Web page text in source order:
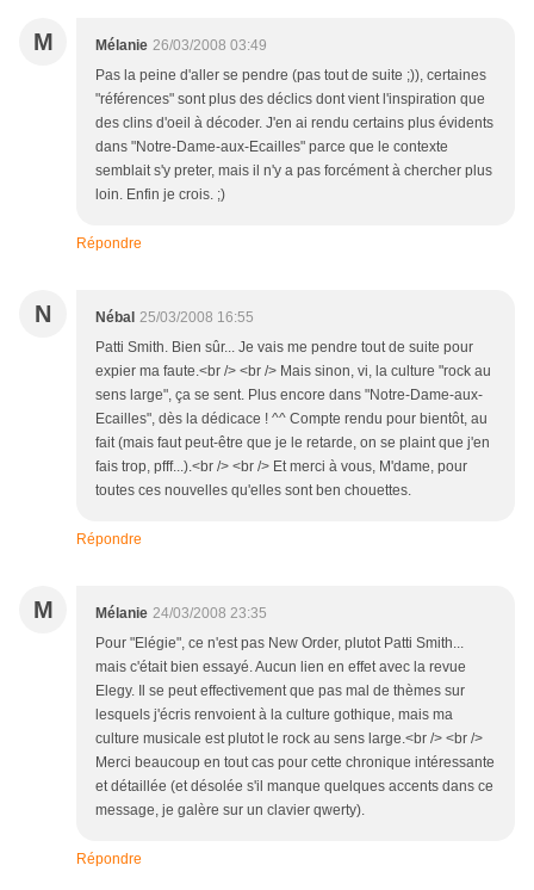
M Mélanie 26/03/2008 03:49
Pas la peine d'aller se pendre (pas tout de suite ;)), certaines
"références" sont plus des déclics dont vient l'inspiration que
des clins d'oeil à décoder. J'en ai rendu certains plus évidents
dans "Notre-Dame-aux-Ecailles" parce que le contexte
semblait s'y preter, mais il n'y a pas forcément à chercher plus
loin. Enfin je crois. ;)
Répondre
N Nébal 25/03/2008 16:55
Patti Smith. Bien sûr... Je vais me pendre tout de suite pour
expier ma faute.<br /> <br /> Mais sinon, vi, la culture "rock au
sens large", ça se sent. Plus encore dans "Notre-Dame-aux-
Ecailles", dès la dédicace ! ^^ Compte rendu pour bientôt, au
fait (mais faut peut-être que je le retarde, on se plaint que j'en
fais trop, pfff...).<br /> <br /> Et merci à vous, M'dame, pour
toutes ces nouvelles qu'elles sont ben chouettes.
Répondre
M Mélanie 24/03/2008 23:35
Pour "Elégie", ce n'est pas New Order, plutot Patti Smith...
mais c'était bien essayé. Aucun lien en effet avec la revue
Elegy. Il se peut effectivement que pas mal de thèmes sur
lesquels j'écris renvoient à la culture gothique, mais ma
culture musicale est plutot le rock au sens large.<br /> <br />
Merci beaucoup en tout cas pour cette chronique intéressante
et détaillée (et désolée s'il manque quelques accents dans ce
message, je galère sur un clavier qwerty).
Répondre